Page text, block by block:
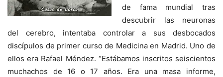
de fama mundial tras
descubrir las neuronas
del cerebro, intentaba controlar a sus desbocados
discípulos de primer curso de Medicina en Madrid. Uno de
ellos era Rafael Méndez. “Estábamos inscritos seiscientos
muchachos de 16 o 17 años. Era una masa informe,